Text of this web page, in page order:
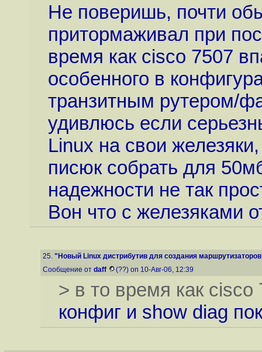
Не поверишь, почти
притормаживал при
время как cisco 7507
особенного в
транзитным рутером/
удивлюсь если
Linux на свои
писюк собрать для
надежности не так
Вон что с железяками
25. "Новый Linux дистрибутив для создания
Сообщение от daff (??) on 10-Авг-06, 12:39
> в то время как
конфиг и show diag